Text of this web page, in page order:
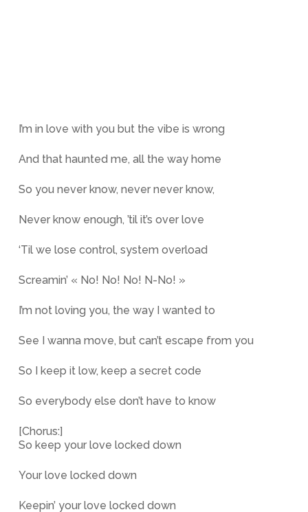
I’m in love with you but the vibe is wrong
And that haunted me, all the way home
So you never know, never never know,
Never know enough, ’til it’s over love
‘Til we lose control, system overload
Screamin’ « No! No! No! N-No! »
I’m not loving you, the way I wanted to
See I wanna move, but can’t escape from you
So I keep it low, keep a secret code
So everybody else don’t have to know
[Chorus:]
So keep your love locked down
Your love locked down
Keepin’ your love locked down